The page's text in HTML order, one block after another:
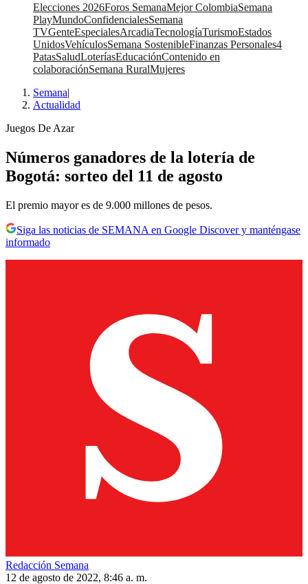
Elecciones 2026Foros SemanaMejor ColombiaSemana
PlayMundoConfidencialesSemana
TVGenteEspecialesArcadiaTecnologíaTurismoEstados
UnidosVehículosSemana SostenibleFinanzas Personales4
PatasSaludLoteríasEducaciónContenido en
colaboraciónSemana RuralMujeres
Semana|
Actualidad
Juegos De Azar
Números ganadores de la lotería de
Bogotá: sorteo del 11 de agosto
El premio mayor es de 9.000 millones de pesos.
Siga las noticias de SEMANA en Google Discover y manténgase
informado
Redacción Semana
12 de agosto de 2022, 8:46 a. m.